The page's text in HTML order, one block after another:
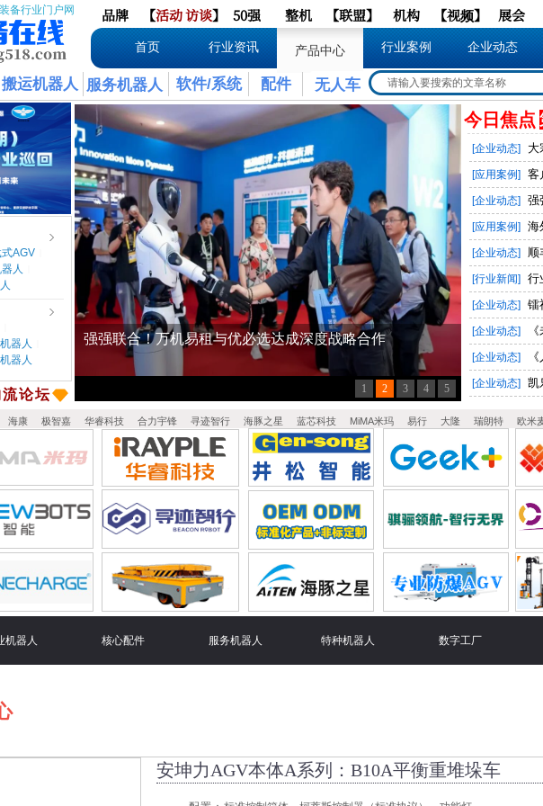
备行业门户网 品牌 【活动访谈】 50强 整机 【联盟】 机构 【视频】 展会
首页 行业资讯 产品中心 行业案例 企业动态
搬运机器人 配件
软件/系统 无人车
服务机器人
今日焦点
[企业动态]
大
[应用案例] 客
[企业动态] 强
[应用案例] 海
[企业动态] 顺
[行业新闻] 行
[企业动态] 镭
[企业动态]
[企业动态]
[企业动态] 凯
AGV
人
器人
器人
论坛
海康 极智嘉 华睿科技 合力宇锋 寻迹智行 海豚之星 蓝芯科技 MiMA米玛 易行 大隆 瑞朗特 欧米
机器人 核心配件 服务机器人 特种机器人 数字工厂
安坤力AGV本体A系列：B10A平衡重堆垛车